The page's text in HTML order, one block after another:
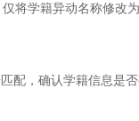
学籍异动名称修改
，确认学籍信息是否